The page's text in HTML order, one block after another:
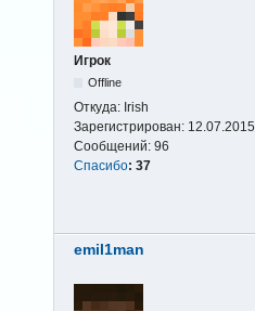
Игрок
Offline
Откуда: Irish
Зарегистрирован: 12.07.2015
Сообщений: 96
Спасибо: 37
emil1man